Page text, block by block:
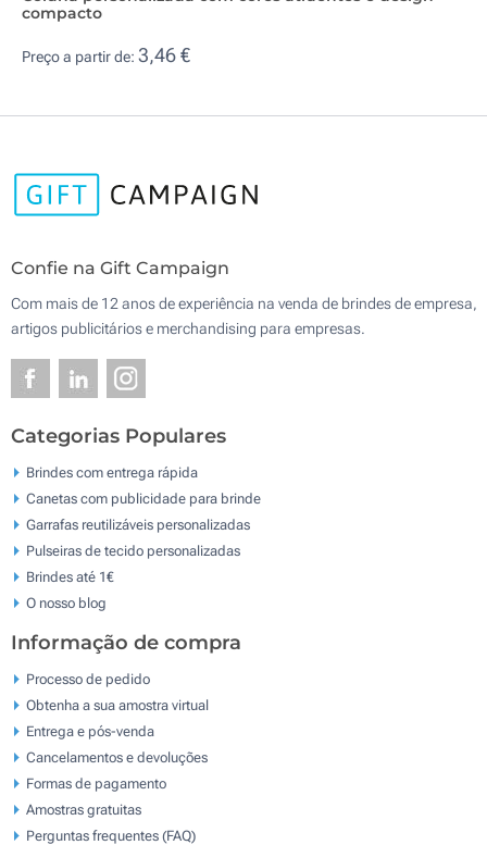
compacto
Preço a partir de: 3,46 €
Confie na Gift Campaign
Com mais de 12 anos de experiência na venda de brindes de empresa,
artigos publicitários e merchandising para empresas.
Categorias Populares
Brindes com entrega rápida
Canetas com publicidade para brinde
Garrafas reutilizáveis personalizadas
Pulseiras de tecido personalizadas
Brindes até 1€
O nosso blog
Informação de compra
Processo de pedido
Obtenha a sua amostra virtual
Entrega e pós-venda
Cancelamentos e devoluções
Formas de pagamento
Amostras gratuitas
Perguntas frequentes (FAQ)